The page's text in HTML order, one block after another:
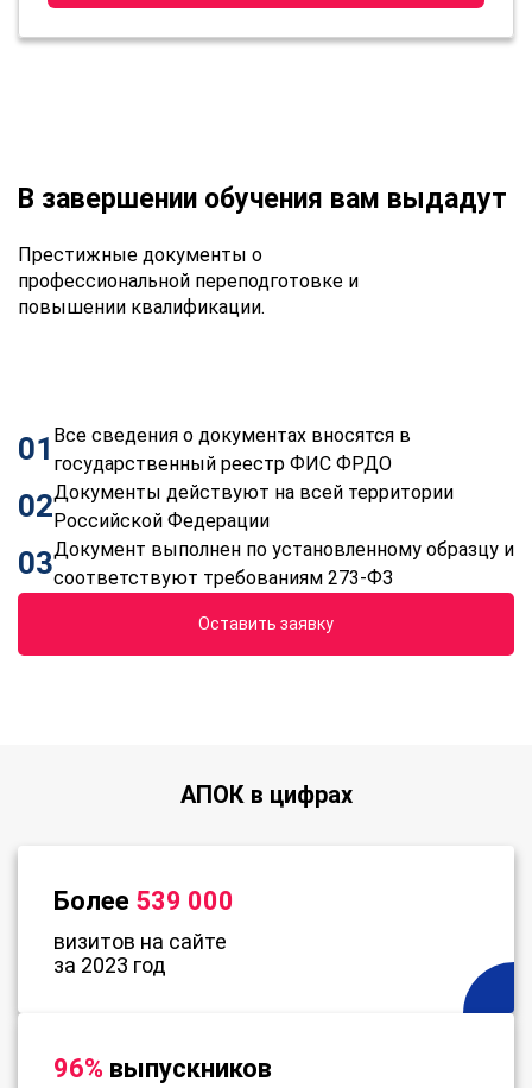
В завершении обучения вам выдадут
Престижные документы о
профессиональной переподготовке и
повышении квалификации.
01 Все сведения о документах вносятся в
государственный реестр ФИС ФРДО
02Документы действуют на всей территории
Российской Федерации
03Документ выполнен по установленному образцу и
соответствуют требованиям 273-ФЗ
Оставить заявку
АПОК в цифрах
Более 539 000
визитов на сайте
за 2023 год
96% выпускников